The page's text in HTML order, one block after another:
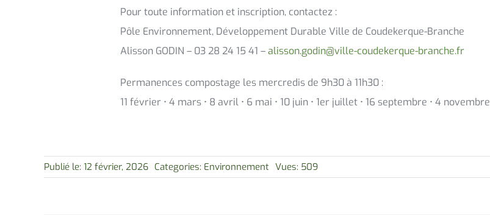
Pour toute information et inscription, contactez :
Pôle Environnement, Développement Durable Ville de Coudekerque-Branche
Alisson GODIN – 03 28 24 15 41 –alisson.godin@ville-coudekerque-branche.fr
Permanences compostage les mercredis de 9h30 à 11h30 :
11 février • 4 mars • 8 avril • 6 mai • 10 juin • 1er juillet • 16 septembre • 4 novembre
Publié le: 12 février, 2026 Categories: Environnement Vues: 509